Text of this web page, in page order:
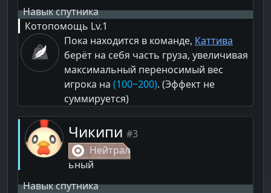
Навык спутника
Котопомощь Lv.1
Пока находится в команде, Каттива
берёт на себя часть груза, увеличивая
максимальный переносимый вес
игрока на (100~200). (Эффект не
суммируется)
Чикипи #3
Нейтрал
ьный
Навык спутника